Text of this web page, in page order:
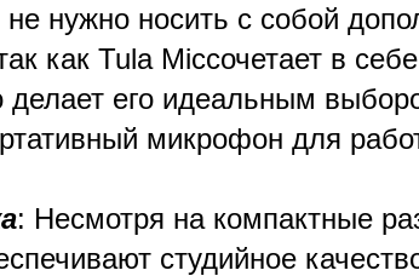
нужно носить с собой
как Tula Micсочетает в
делает его идеальным
микрофон для
: Несмотря на компактные
студийное